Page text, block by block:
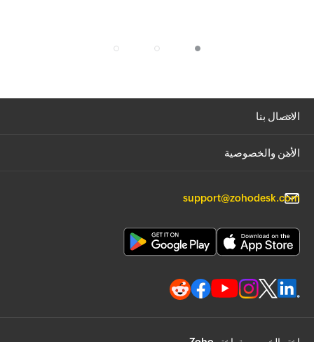
الاتصال بنا
الأمن والخصوصية
support@zohodesk.com